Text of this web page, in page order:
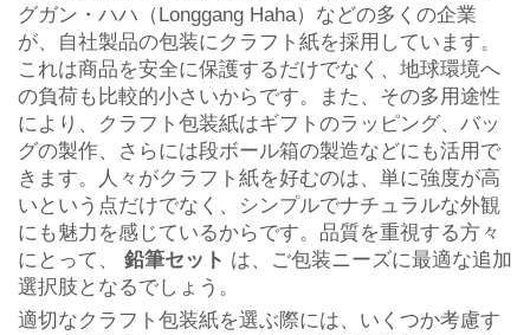
カスタムソリューション
リソース
Kontakuto Us
グガン・ハハ（Longgang Haha）などの多くの企業
が、自社製品の包装にクラフト紙を採用しています。
これは商品を安全に保護するだけでなく、地球環境へ
の負荷も比較的小さいからです。また、その多用途性
により、クラフト包装紙はギフトのラッピング、バッ
グの製作、さらには段ボール箱の製造などにも活用で
きます。人々がクラフト紙を好むのは、単に強度が高
いという点だけでなく、シンプルでナチュラルな外観
にも魅力を感じているからです。品質を重視する方々
にとって、 鉛筆セット は、ご包装ニーズに最適な追加
選択肢となるでしょう。
適切なクラフト包装紙を選ぶ際には、いくつか考慮す